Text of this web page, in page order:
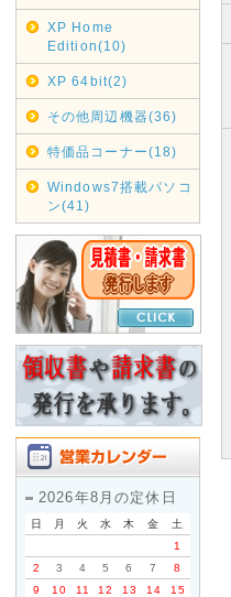
XP Home
Edition(10)
XP 64bit(2)
その他周辺機器(36)
特価品コーナー(18)
Windows7搭載パソコ
ン(41)
2026年8月の定休日
日 月 火 水 木 金
土
1
2
3 4 5 6 7
8
9
10 11 12 13 14
15